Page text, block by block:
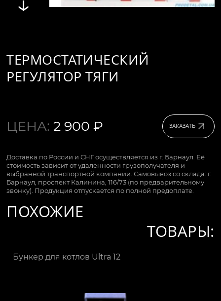
ТЕРМОСТАТИЧЕСКИЙ
РЕГУЛЯТОР ТЯГИ
ЦЕНА:2 900 ₽ ЗАКАЗАТЬ
Доставка по России и СНГ осуществляется из г. Барнаул. Её
стоимость зависит от удаленности грузополучателя и
выбранной транспортной компании. Самовывоз со склада: г.
Барнаул, проспект Калинина, 116/73 (по предварительному
звонку). Продукция отпускается по полной предоплате.
ПОХОЖИЕ
ТОВАРЫ:
Бункер для котлов Ultra 12